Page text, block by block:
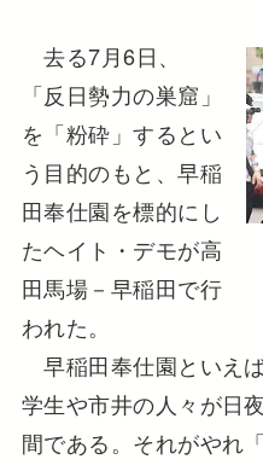
去る7月6日、
「反日勢力の巣窟」
を「粉砕」するとい
う目的のもと、早稲
田奉仕園を標的にし
たヘイト・デモが高
田馬場－早稲田で行
われた。
早稲田奉仕園といえ
学生や市井の人々が日
間である。それがやれ